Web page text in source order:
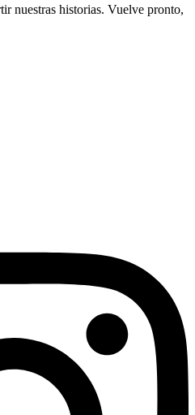
nuestras historias. Vuelve pronto,